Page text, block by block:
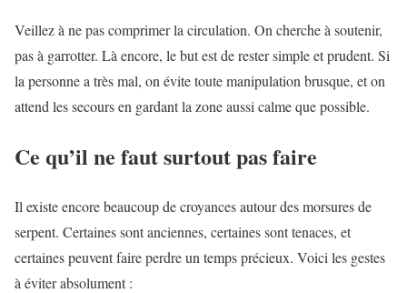
Veillez à ne pas comprimer la circulation. On cherche à soutenir,
pas à garrotter. Là encore, le but est de rester simple et prudent. Si
la personne a très mal, on évite toute manipulation brusque, et on
attend les secours en gardant la zone aussi calme que possible.
Ce qu’il ne faut surtout pas faire
Il existe encore beaucoup de croyances autour des morsures de
serpent. Certaines sont anciennes, certaines sont tenaces, et
certaines peuvent faire perdre un temps précieux. Voici les gestes
à éviter absolument :